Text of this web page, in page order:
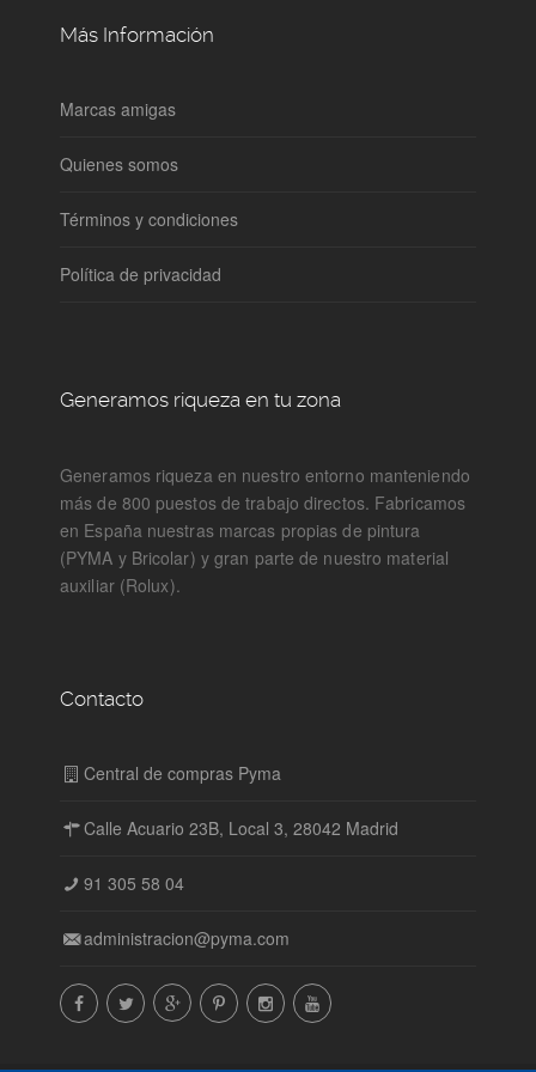
Más Información
Marcas amigas
Quienes somos
Términos y condiciones
Política de privacidad
Generamos riqueza en tu zona
Generamos riqueza en nuestro entorno manteniendo
más de 800 puestos de trabajo directos. Fabricamos
en España nuestras marcas propias de pintura
(PYMA y Bricolar) y gran parte de nuestro material
auxiliar (Rolux).
Contacto
Central de compras Pyma
Calle Acuario 23B, Local 3, 28042 Madrid
91 305 58 04
administracion@pyma.com